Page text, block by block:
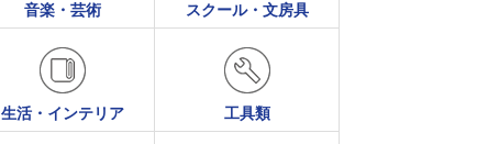
音楽・芸術 スクール・文房具
生活・インテリア 工具類